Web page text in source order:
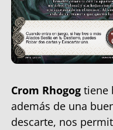
Crom Rhogog tiene
además de una
descarte, nos